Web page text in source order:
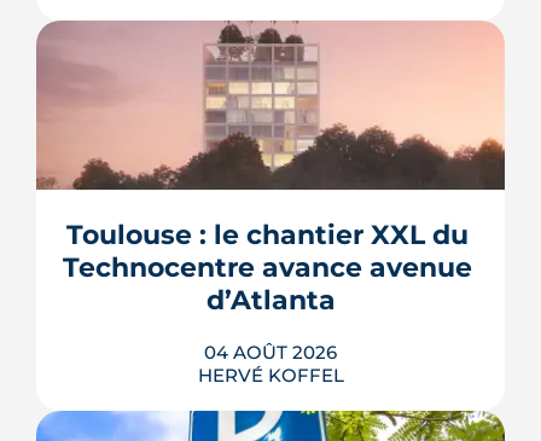
La troisième et dernière phase de
l'écoquartier Andromède doit livrer
près de 1 700 logements à partir de
protégé, la cisticole des joncs, contraint
fortement le plan d'aménagement et
repousse un calendrier déjà tendu.
LIRE L'ARTICLE
Toulouse : le chantier XXL du
Technocentre avance avenue
d’Atlanta
04 AOÛT 2026
HERVÉ KOFFEL